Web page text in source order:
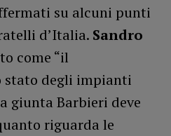
su alcuni punti
d’Italia. Sandro
come “il
stato degli impianti
giunta Barbieri deve
riguarda le